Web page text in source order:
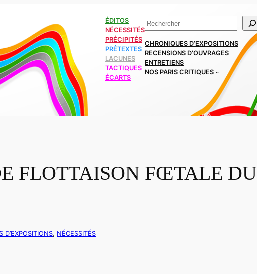
ÉDITOS
NÉCESSITÉS
PRÉCIPITÉS
PRÉTEXTES
LACUNES
TACTIQUES
ÉCARTS
Rechercher
CHRONIQUES D’EXPOSITIONS
RECENSIONS D’OUVRAGES
ENTRETIENS
NOS PARIS CRITIQUES
FLOTTAISON FŒTALE DU
D’EXPOSITIONS, NÉCESSITÉS